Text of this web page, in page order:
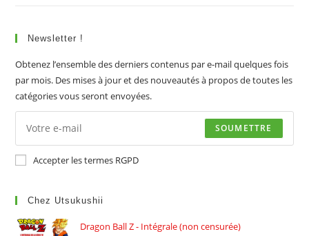
Newsletter !
Obtenez l’ensemble des derniers contenus par e-mail quelques fois
par mois. Des mises à jour et des nouveautés à propos de toutes les
catégories vous seront envoyées.
SOUMETTRE
Accepter les termes RGPD
Chez Utsukushii
Dragon Ball Z - Intégrale (non censurée)